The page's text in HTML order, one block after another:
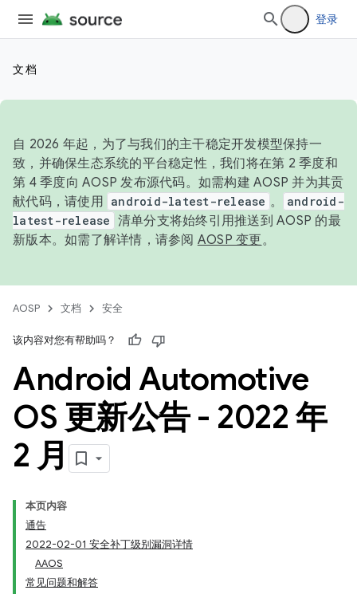
登录
文档
自 2026 年起，为了与我们的主干稳定开发模型保持一
致，并确保生态系统的平台稳定性，我们将在第 2 季度和
第 4 季度向 AOSP 发布源代码。如需构建 AOSP 并为其贡
献代码，请使用 android-latest-release 。
android-
latest-release 清单分支将始终引用推送到 AOSP 的最
新版本。如需了解详情，请参阅 AOSP 变更。
AOSP 文档 安全
该内容对您有帮助吗？
Android Automotive
OS 更新公告 - 2022 年
2 月
本页内容
通告
2022-02-01 安全补丁级别漏洞详情
AAOS
常见问题和解答